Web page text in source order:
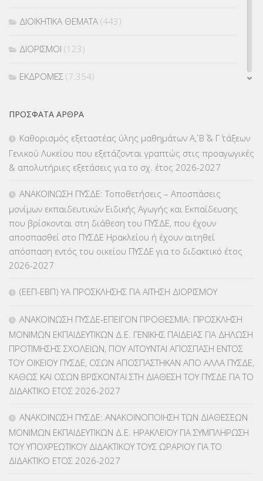
ΔΙΟΙΚΗΤΙΚΑ ΘΕΜΑΤΑ (443)
ΔΙΟΡΙΣΜΟΙ (123)
ΕΚΔΡΟΜΕΣ (7.354)
ΕΠΙΜΟΡΦΩΣΗ Τ.Π.Ε.(10)
ΚΕΣΥ(60)
ΚΕΣΥΠ(109)
ΚΠγ – ΚΡΑΤΙΚΟ ΠΙΣΤΟΠΟΙΗΤΙΚΟ ΓΛΩΣΣΟΜΑΘΕΙΑΣ
ΚΠπ- ΚΡΑΤΙΚΟ ΠΙΣΤΟΠΟΙΗΤΙΚΟ ΠΛΗΡΟΦΟΡΙΚΗΣ(12)
ΛΟΙΠΑ(309)
ΜΑΘΗΤΕΙΑ(275)
ΜΕΤΑΘΕΣΕΙΣ-ΤΟΠΟΘΕΤΗΣΕΙΣ ΒΕΛΤΙΩΣΕΙΣ(319)
ΜΕΤΑΦΟΡΑ ΜΑΘΗΤΩΝ(3)
ΝΟΜΟΘΕΣΙΑ(66)
ΠΡΌΣΦΑΤΑ ΆΡΘΡΑ
Καθορισμός εξεταστέας ύλης μαθημάτων Α΄, Β΄ & Γ΄ τάξεων
Γενικού Λυκείου που εξετάζονται γραπτώς στις προαγωγικές
& απολυτήριες εξετάσεις για το σχ. έτος 2026-2027
ΑΝΑΚΟΙΝΩΣΗ ΠΥΣΔΕ: Τοποθετήσεις – Αποσπάσεις
μονίμων εκπαιδευτικών Ειδικής Αγωγής και Εκπαίδευσης
που βρίσκονται στη διάθεση του ΠΥΣΔΕ, που έχουν
αποσπασθεί στο ΠΥΣΔΕ Ηρακλείου ή έχουν αιτηθεί
απόσπαση εντός του οικείου ΠΥΣΔΕ για το διδακτικό έτος
2026-2027
(ΕΕΠ-ΕΒΠ) ΥΑ ΠΡΟΣΚΛΗΣΗΣ ΓΙΑ ΑΙΤΗΣΗ ΔΙΟΡΙΣΜΟΥ
ΑΝΑΚΟΙΝΩΣΗ ΠΥΣΔΕ-ΕΠΕΙΓΟΝ ΠΡΟΘΕΣΜΙΑ: ΠΡΟΣΚΛΗΣΗ
ΜΟΝΙΜΩΝ ΕΚΠΑΙΔΕΥΤΙΚΩΝ Δ.Ε. ΓΕΝΙΚΗΣ ΠΑΙΔΕΙΑΣ ΓΙΑ ΔΗΛΩΣΗ
ΠΡΟΤΙΜΗΣΗΣ ΣΧΟΛΕΙΩΝ, ΠΟΥ ΑΙΤΟΥΝΤΑΙ ΑΠΟΣΠΑΣΗ ΕΝΤΟΣ
ΤΟΥ ΟΙΚΕΙΟΥ ΠΥΣΔΕ, ΟΣΩΝ ΑΠΟΣΠΑΣΤΗΚΑΝ ΑΠΟ ΑΛΛΑ ΠΥΣΔΕ,
ΚΑΘΩΣ ΚΑΙ ΟΣΩΝ ΒΡΙΣΚΟΝΤΑΙ ΣΤΗ ΔΙΑΘΕΣΗ ΤΟΥ ΠΥΣΔΕ ΓΙΑ ΤΟ
ΔΙΔΑΚΤΙΚΟ ΕΤΟΣ 2026-2027
ΑΝΑΚΟΙΝΩΣΗ ΠΥΣΔΕ: ΑΝΑΚΟΙΝΟΠΟΙΗΣΗ ΤΩΝ ΔΙΑΘΕΣΕΩΝ
ΜΟΝΙΜΩΝ ΕΚΠΑΙΔΕΥΤΙΚΩΝ Δ.Ε. ΗΡΑΚΛΕΙΟΥ ΓΙΑ ΣΥΜΠΛΗΡΩΣΗ
ΤΟΥ ΥΠΟΧΡΕΩΤΙΚΟΥ ΔΙΔΑΚΤΙΚΟΥ ΤΟΥΣ ΩΡΑΡΙΟΥ ΓΙΑ ΤΟ
ΔΙΔΑΚΤΙΚΟ ΕΤΟΣ 2026-2027